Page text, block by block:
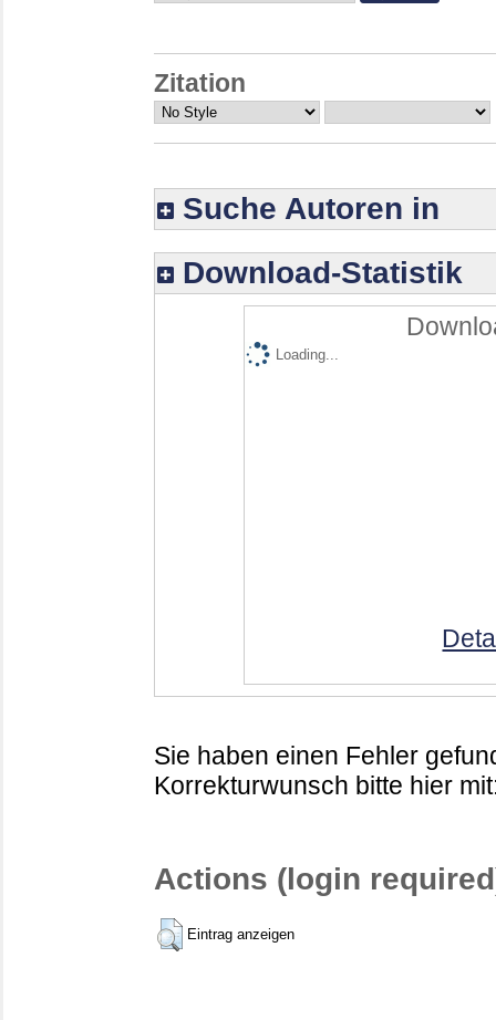
Zitation
Suche Autoren in
Download-Statistik
Loading...
Sie haben einen Fehler
Korrekturwunsch bitte hier
Actions (login
Eintrag anzeigen